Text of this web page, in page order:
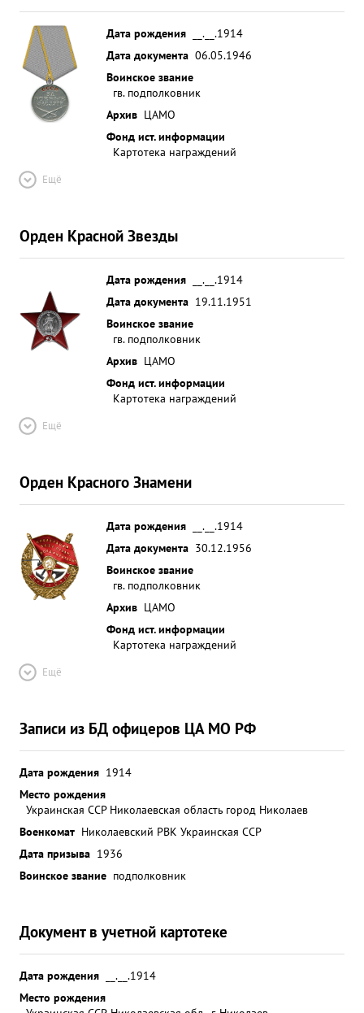
Дата рождения
__.__.1914
Дата документа 06.05.1946
Воинское звание
гв. подполковник
Архив ЦАМО
Фонд ист. информации
Картотека награждений
Ещё
Орден Красной Звезды
Дата рождения
__.__.1914
Дата документа 19.11.1951
Воинское звание
гв. подполковник
Архив ЦАМО
Фонд ист. информации
Картотека награждений
Ещё
Орден Красного Знамени
Дата рождения
__.__.1914
Дата документа 30.12.1956
Воинское звание
гв. подполковник
Архив ЦАМО
Фонд ист. информации
Картотека награждений
Ещё
Записи из БД офицеров ЦА МО РФ
Дата рождения 1914
Место рождения
Украинская ССР Николаевская область город Николаев
Военкомат Николаевский РВК Украинская ССР
Дата призыва 1936
Воинское звание подполковник
Документ в учетной картотеке
Дата рождения
__.__.1914
Место рождения